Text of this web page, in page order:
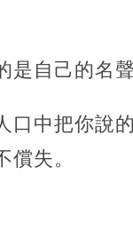
自己的名聲
口中把你說
失。